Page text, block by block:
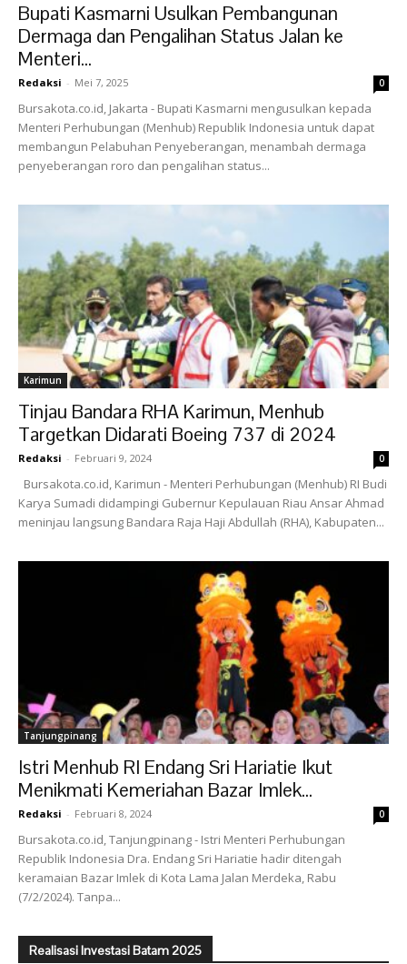
Bupati Kasmarni Usulkan Pembangunan
Dermaga dan Pengalihan Status Jalan ke
Menteri...
Redaksi - Mei 7, 2025 0
Bursakota.co.id, Jakarta - Bupati Kasmarni mengusulkan kepada
Menteri Perhubungan (Menhub) Republik Indonesia untuk dapat
membangun Pelabuhan Penyeberangan, menambah dermaga
penyeberangan roro dan pengalihan status...
Karimun
Tinjau Bandara RHA Karimun, Menhub
Targetkan Didarati Boeing 737 di 2024
Redaksi - Februari 9, 2024 0
Bursakota.co.id, Karimun - Menteri Perhubungan (Menhub) RI Budi
Karya Sumadi didampingi Gubernur Kepulauan Riau Ansar Ahmad
meninjau langsung Bandara Raja Haji Abdullah (RHA), Kabupaten...
Tanjungpinang
Istri Menhub RI Endang Sri Hariatie Ikut
Menikmati Kemeriahan Bazar Imlek...
Redaksi - Februari 8, 2024 0
Bursakota.co.id, Tanjungpinang - Istri Menteri Perhubungan
Republik Indonesia Dra. Endang Sri Hariatie hadir ditengah
keramaian Bazar Imlek di Kota Lama Jalan Merdeka, Rabu
(7/2/2024). Tanpa...
Realisasi Investasi Batam 2025